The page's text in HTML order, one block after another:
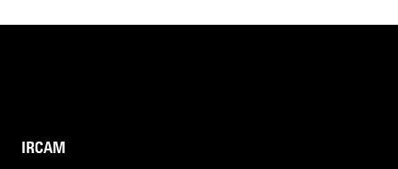
IRCAM